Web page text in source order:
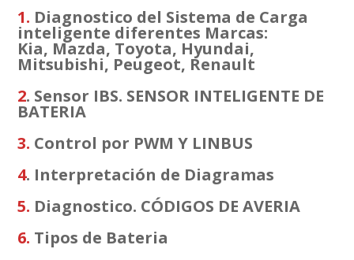
1. Diagnostico del Sistema de Carga
inteligente diferentes Marcas:
Kia, Mazda, Toyota, Hyundai,
Mitsubishi, Peugeot, Renault
2. Sensor IBS. SENSOR INTELIGENTE DE
BATERIA
3. Control por PWM Y LINBUS
4. Interpretación de Diagramas
5. Diagnostico. CÓDIGOS DE AVERIA
6. Tipos de Bateria